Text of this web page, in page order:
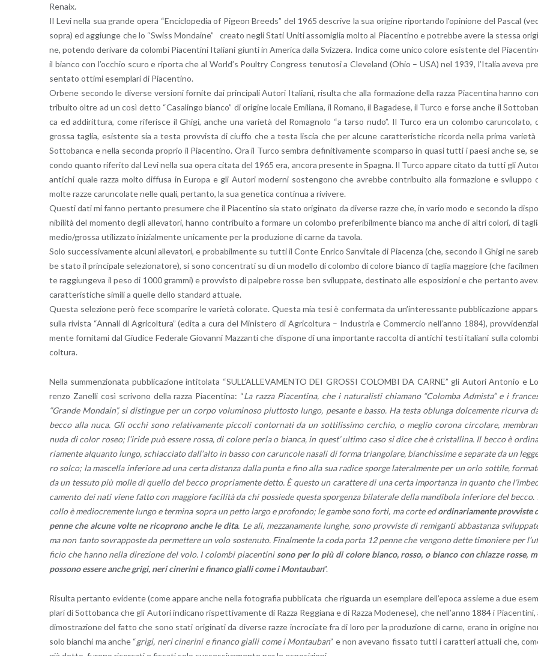
Re­naix.
Il Levi nella sua gran­de opera “En­ci­clo­pe­dia of Pi­geon Breeds” del 1965 de­scri­ve la sua ori­gi­ne ri­por­tan­do l’o­pi­nio­ne del Pa­scal
sopra) ed ag­giun­ge che lo “Swiss Mon­dai­ne” crea­to negli Stati Uniti as­so­mi­glia molto al Pia­cen­ti­no e po­treb­be avere la stes­sa
ne, po­ten­do de­ri­va­re da co­lom­bi Pia­cen­ti­ni Ita­lia­ni giun­ti in Ame­ri­ca dalla Sviz­ze­ra. In­di­ca come unico co­lo­re esi­sten­te del
il bian­co con l’oc­chio scuro e ri­por­ta che al World’s Poul­try Con­gress te­nu­to­si a Cle­ve­land (Ohio – USA) nel 1939, l’I­ta­lia aveva
sen­ta­to ot­ti­mi esem­pla­ri di Pia­cen­ti­no.
Or­be­ne se­con­do le di­ver­se ver­sio­ni for­ni­te dai prin­ci­pa­li Au­to­ri Ita­lia­ni, ri­sul­ta che alla for­ma­zio­ne della razza Pia­cen­ti­na hanno
tri­bui­to oltre ad un così detto “Ca­sa­lin­go bian­co” di ori­gi­ne lo­ca­le Emi­lia­na, il Ro­ma­no, il Ba­ga­de­se, il Turco e forse anche il
ca ed ad­di­rit­tu­ra, come ri­fe­ri­sce il Ghigi, anche una va­rie­tà del Ro­ma­gno­lo “a tarso nudo”. Il Turco era un co­lom­bo ca­run­co­la­to,
gros­sa ta­glia, esi­sten­te sia a testa prov­vi­sta di ciuf­fo che a testa li­scia che per al­cu­ne ca­rat­te­ri­sti­che ri­cor­da nella prima va­rie­tà
Sot­to­ban­ca e nella se­con­da pro­prio il Pia­cen­ti­no. Ora il Turco sem­bra de­fi­ni­ti­va­men­te scom­par­so in quasi tutti i paesi anche se,
con­do quan­to ri­fe­ri­to dal Levi nella sua opera ci­ta­ta del 1965 era, an­co­ra pre­sen­te in Spa­gna. Il Turco ap­pa­re ci­ta­to da tutti gli
an­ti­chi quale razza molto dif­fu­sa in Eu­ro­pa e gli Au­to­ri mo­der­ni so­sten­go­no che avreb­be con­tri­bui­to alla for­ma­zio­ne e svi­lup­po
molte razze ca­run­co­la­te nelle quali, per­tan­to, la sua ge­ne­ti­ca con­ti­nua a ri­vi­ve­re.
Que­sti dati mi fanno per­tan­to pre­su­me­re che il Pia­cen­ti­no sia stato ori­gi­na­to da di­ver­se razze che, in vario modo e se­con­do la
ni­bi­li­tà del mo­men­to degli al­le­va­to­ri, hanno con­tri­bui­to a for­ma­re un co­lom­bo pre­fe­ri­bil­men­te bian­co ma anche di altri co­lo­ri, di
medio/gros­sa uti­liz­za­to ini­zial­men­te uni­ca­men­te per la pro­du­zio­ne di carne da ta­vo­la.
Solo suc­ces­si­va­men­te al­cu­ni al­le­va­to­ri, e pro­ba­bil­men­te su tutti il Conte En­ri­co San­vi­ta­le di Pia­cen­za (che, se­con­do il Ghigi ne
be stato il prin­ci­pa­le se­le­zio­na­to­re), si sono con­cen­tra­ti su di un mo­del­lo di co­lom­bo di co­lo­re bian­co di ta­glia mag­gio­re (che
te rag­giun­ge­va il peso di 1000 gram­mi) e prov­vi­sto di pal­pe­bre rosse ben svi­lup­pa­te, de­sti­na­to alle espo­si­zio­ni e che per­tan­to
ca­rat­te­ri­sti­che si­mi­li a quel­le dello stan­dard at­tua­le.
Que­sta se­le­zio­ne però fece scom­pa­ri­re le va­rie­tà co­lo­ra­te. Que­sta mia tesi è con­fer­ma­ta da un’in­te­res­san­te pub­bli­ca­zio­ne
sulla ri­vi­sta “An­na­li di Agri­col­tu­ra” (edita a cura del Mi­ni­ste­ro di Agri­col­tu­ra – In­du­stria e Com­mer­cio nel­l’an­no 1884),
men­te for­ni­ta­mi dal Giu­di­ce Fe­de­ra­le Gio­van­ni Maz­zan­ti che di­spo­ne di una im­por­tan­te rac­col­ta di an­ti­chi testi ita­lia­ni sulla
col­tu­ra.
Nella sum­men­zio­na­ta pub­bli­ca­zio­ne in­ti­to­la­ta “SUL­L’AL­LE­VA­MEN­TO DEI GROS­SI CO­LOM­BI DA CARNE” gli Au­to­ri An­to­nio e
ren­zo Za­nel­li così scri­vo­no della razza Pia­cen­ti­na: “La razza Pia­cen­ti­na, che i na­tu­ra­li­sti chia­ma­no “Co­lom­ba Ad­mi­sta” e i
“Gran­de Mon­dain”, si di­stin­gue per un corpo vo­lu­mi­no­so piut­to­sto lungo, pe­san­te e basso. Ha testa oblun­ga dol­ce­men­te ri­cur­va
becco alla nuca. Gli occhi sono re­la­ti­va­men­te pic­co­li con­tor­na­ti da un sot­ti­lis­si­mo cer­chio, o me­glio co­ro­na cir­co­la­re,
nuda di color roseo; l’i­ri­de può es­se­re rossa, di co­lo­re perla o bian­ca, in que­st’ ul­ti­mo caso si dice che è cri­stal­li­na. Il becco è
ria­men­te al­quan­to lungo, schiac­cia­to dal­l’al­to in basso con ca­run­co­le na­sa­li di forma trian­go­la­re, bian­chis­si­me e se­pa­ra­te da un
ro solco; la ma­scel­la in­fe­rio­re ad una certa di­stan­za dalla punta e fino alla sua ra­di­ce spor­ge la­te­ral­men­te per un orlo sot­ti­le,
da un tes­su­to più molle di quel­lo del becco pro­pria­men­te detto. È que­sto un ca­rat­te­re di una certa im­por­tan­za in quan­to che
ca­men­to dei nati viene fatto con mag­gio­re fa­ci­li­tà da chi pos­sie­de que­sta spor­gen­za bi­la­te­ra­le della man­di­bo­la in­fe­rio­re del becco.
collo è me­dio­cre­men­te lungo e ter­mi­na sopra un petto largo e pro­fon­do; le gambe sono forti, ma corte edor­di­na­ria­men­te prov­vi­ste
penne che al­cu­ne volte ne ri­co­pro­no anche le dita. Le ali, mez­za­na­men­te lun­ghe, sono prov­vi­ste di re­mi­gan­ti ab­ba­stan­za
ma non tanto so­vrap­po­ste da per­met­te­re un volo so­ste­nu­to. Fi­nal­men­te la coda porta 12 penne che ven­go­no dette ti­mo­nie­re per
fi­cio che hanno nella di­re­zio­ne del volo. I co­lom­bi pia­cen­ti­ni sono per lo più di co­lo­re bian­co, rosso, o bian­co con chiaz­ze rosse,
pos­so­no es­se­re anche grigi, neri ci­ne­ri­ni e fi­nan­co gial­li come i Mon­tau­ban”.
Ri­sul­ta per­tan­to evi­den­te (come ap­pa­re anche nella fo­to­gra­fia pub­bli­ca­ta che ri­guar­da un esem­pla­re del­l’e­po­ca as­sie­me a due
pla­ri di Sot­to­ban­ca che gli Au­to­ri in­di­ca­no ri­spet­ti­va­men­te di Razza Reg­gia­na e di Razza Mo­de­ne­se), che nel­l’an­no 1884 i Pia­cen­ti­ni,
di­mo­stra­zio­ne del fatto che sono stati ori­gi­na­ti da di­ver­se razze in­cro­cia­te fra di loro per la pro­du­zio­ne di carne, erano in ori­gi­ne
solo bian­chi ma anche “grigi, neri ci­ne­ri­ni e fi­nan­co gial­li come i Mon­tau­ban” e non ave­va­no fis­sa­to tutti i ca­rat­te­ri at­tua­li che,